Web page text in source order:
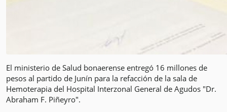
El ministerio de Salud bonaerense entregó 16 millones de
pesos al partido de Junín para la refacción de la sala de
Hemoterapia del Hospital Interzonal General de Agudos "Dr.
Abraham F. Piñeyro".